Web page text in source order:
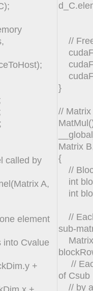
called by
A,
element
Cvalue
+
//
}
//
Matrix
{
//
int
int
//
sub-
Matrix
//
of Csub
// by